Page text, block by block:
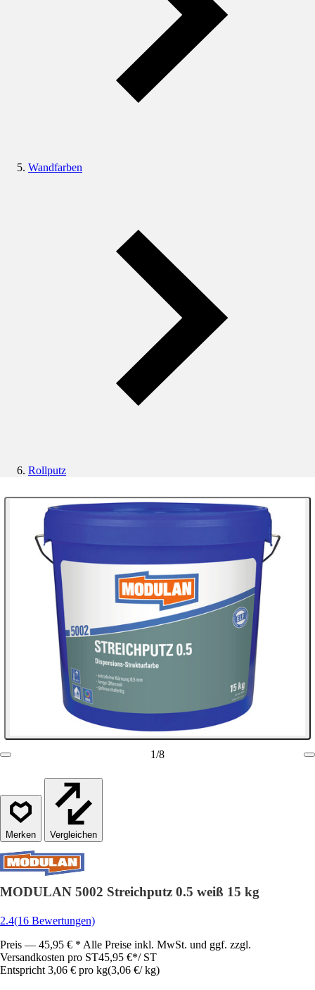
Wandfarben
Rollputz
1/8
Vergleichen
MODULAN 5002 Streichputz 0.5 weiß 15 kg
2.4(16 Bewertungen)
Preis — 45,95 € * Alle Preise inkl. MwSt. und ggf. zzgl.
Versandkosten pro ST45,95 €*/ ST
Entspricht 3,06 € pro kg(3,06 €/ kg)